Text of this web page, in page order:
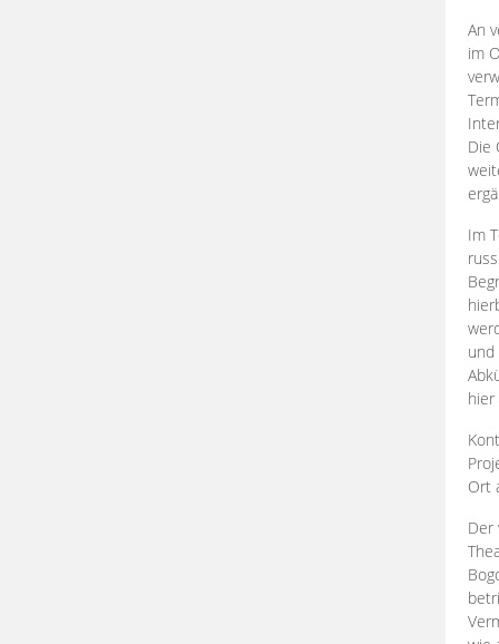
An
im
Die
Im
und
Ort
Der